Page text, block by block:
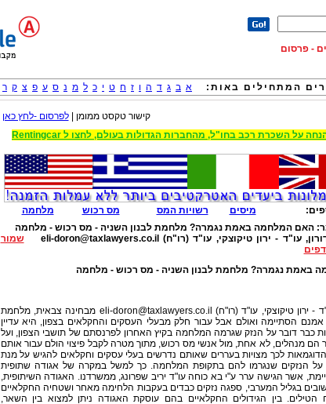
- פרסום
המתחילים באות: א ב ג ד ה ו ז ח ט י כ ל מ נ ס ע פ צ ק ר
קישור טקסט ממומן |לפרסום -לחץ כאן
מיסים רשויות המס מס רכוש
מלחמה
האם המלחמה באמת נגמרה? מלחמת לבנון השניה - מס רכוש - מלחמה
עו"ד - ירון טיקוצקי, עו"ד (רו"ח) eli-doron@taxlawyers.co.il
שמור
באמת נגמרה? מלחמת לבנון השניה - מס רכוש - מלחמה
- ירון טיקוצקי, עו"ד (רו"ח) eli-doron@taxlawyers.co.il מבחינה צבאית, מלחמת
אמנם הסתיימה ואולם אבל עבור חלק מבעלי העסקים והחקלאים בצפון, היא עדיין
כבר דובר על הנזק שגרמה המלחמה בקיץ האחרון לפרנסתם של תושבי הצפון, ועל
מנהלים, לא אחת, מול אנשי מס רכוש, מתוך מטרה לקבל פיצוי הולם עבור אותם
לכך מצויות בעררים שאותם נדרשים בעלי עסקים וחקלאים להגיש על מנת
על הנזקים שנגרמו להם בתקופת המלחמה. כך למשל במקרה של אגודה שתופית
אשר הגישה ערר ע"י בא כוחה עו"ד יריב שפרונג, ממשרדנו. האגודה השיתופית,
בגליל המערבי, ספגה נזקים כבדים בעקבות הלחימה מאחר ושטחיה החקלאיים
הטילים. בין הגידולים החקלאיים בהם עוסקת האגודה ניתן למצוא בין השאר,